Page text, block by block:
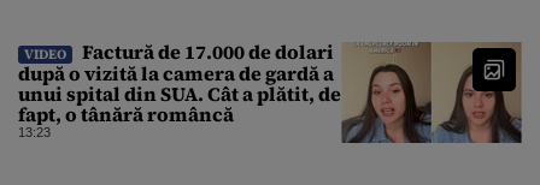
VIDEO
Factură de 17.000 de dolari
după o vizită la camera de gardă a
unui spital din SUA. Cât a plătit, de
fapt, o tânără româncă
13:23